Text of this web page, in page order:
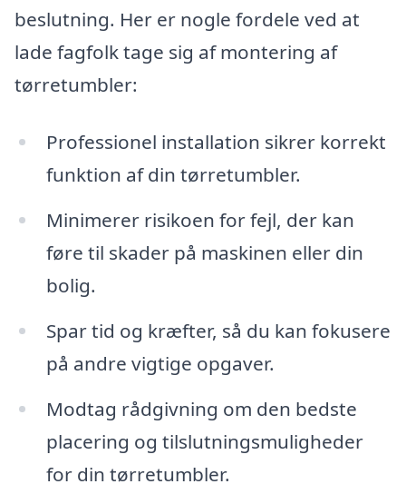
beslutning. Her er nogle fordele ved at
lade fagfolk tage sig af montering af
tørretumbler:
Professionel installation sikrer korrekt
funktion af din tørretumbler.
Minimerer risikoen for fejl, der kan
føre til skader på maskinen eller din
bolig.
Spar tid og kræfter, så du kan fokusere
på andre vigtige opgaver.
Modtag rådgivning om den bedste
placering og tilslutningsmuligheder
for din tørretumbler.